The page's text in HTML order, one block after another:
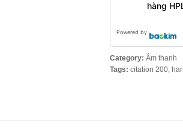
hàng
Powered by
Category: Âm thanh
Tags: citation 200,